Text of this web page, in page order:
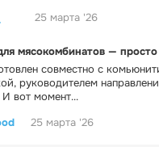
25 марта '26
мясокомбинатов —
совместно с
руководителем
И вот момент...
25 марта '26